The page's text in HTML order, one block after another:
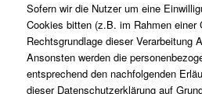
Sofern wir die Nutzer um eine
Cookies bitten (z.B. im Rahmen einer
Rechtsgrundlage dieser Verarbeitung
Ansonsten werden die
entsprechend den nachfolgenden
dieser Datenschutzerklärung auf